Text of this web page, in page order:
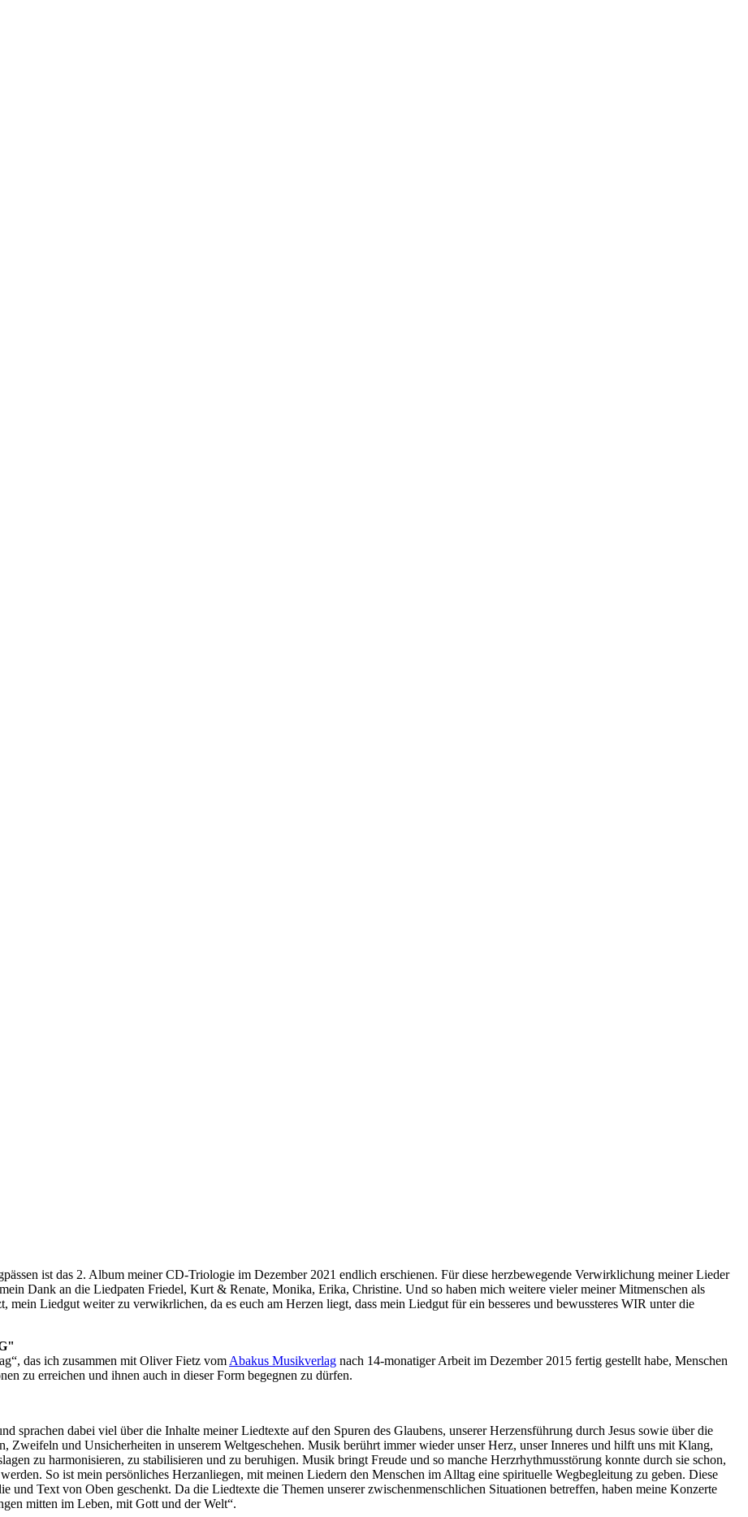
ist das 2. Album meiner CD-Triologie im Dezember 2021 endlich erschienen. Für diese herzbewegende Verwirklichung meiner Lieder
Dank an die Liedpaten Friedel, Kurt & Renate, Monika, Erika, Christine. Und so haben mich weitere vieler meiner Mitmenschen als
mein Liedgut weiter zu verwikrlichen, da es euch am Herzen liegt, dass mein Liedgut für ein besseres und bewussteres WIR unter die
das ich zusammen mit Oliver Fietz vom Abakus Musikverlag nach 14-monatiger Arbeit im Dezember 2015 fertig gestellt habe, Menschen
zu erreichen und ihnen auch in dieser Form begegnen zu dürfen.
sprachen dabei viel über die Inhalte meiner Liedtexte auf den Spuren des Glaubens, unserer Herzensführung durch Jesus sowie über die
Zweifeln und Unsicherheiten in unserem Weltgeschehen. Musik berührt immer wieder unser Herz, unser Inneres und hilft uns mit Klang,
zu harmonisieren, zu stabilisieren und zu beruhigen. Musik bringt Freude und so manche Herzrhythmusstörung konnte durch sie schon,
So ist mein persönliches Herzanliegen, mit meinen Liedern den Menschen im Alltag eine spirituelle Wegbegleitung zu geben. Diese
Text von Oben geschenkt. Da die Liedtexte die Themen unserer zwischenmenschlichen Situationen betreffen, haben meine Konzerte
mitten im Leben, mit Gott und der Welt“.